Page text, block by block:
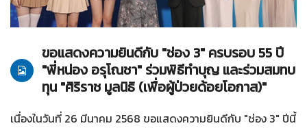
26-03-2568 ทั่วไป
ขอแสดงความยินดีกับ "ช่อง 3" ครบรอบ 55 ปี
"พี่หน่อง อรุโณชา" ร่วมพิธีทำบุญ และร่วมสมทบ
ทุน "ศิริราช มูลนิธิ (เพื่อผู้ป่วยด้อยโอกาส)"
เนื่องในวันที่ 26 มีนาคม 2568 ขอแสดงความยินดีกับ "ช่อง 3" ปีนี้